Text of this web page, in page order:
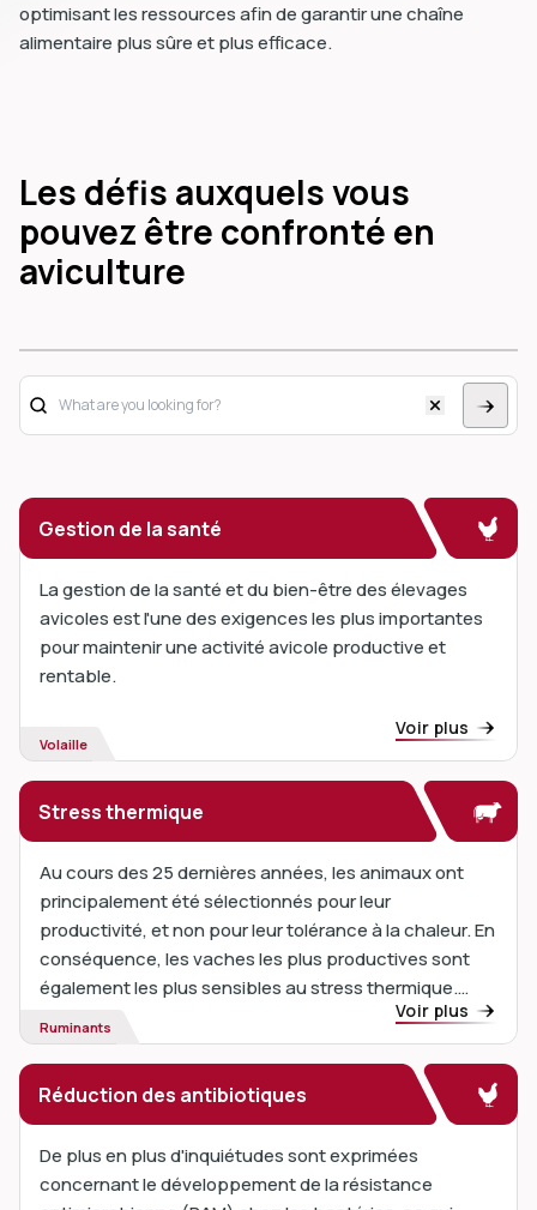
optimisant les ressources afin de garantir une chaîne
alimentaire plus sûre et plus efficace.
Les défis auxquels vous
pouvez être confronté en
aviculture
Gestion de la santé
La gestion de la santé et du bien-être des élevages
avicoles est l'une des exigences les plus importantes
pour maintenir une activité avicole productive et
rentable.
Voir plus
Volaille
Stress thermique
Au cours des 25 dernières années, les animaux ont
principalement été sélectionnés pour leur
productivité, et non pour leur tolérance à la chaleur. En
conséquence, les vaches les plus productives sont
également les plus sensibles au stress thermique.
Avec le réchauffement climatique et la multiplication
des vagues de chaleur, ce problème devient de plus
Voir plus
Ruminants
Réduction des antibiotiques
De plus en plus d'inquiétudes sont exprimées
concernant le développement de la résistance